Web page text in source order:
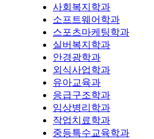
사회복지학과
소프트웨어학과
스포츠마케팅학과
실버복지학과
안경광학과
외식사업학과
유아교육과
응급구조학과
임상병리학과
작업치료학과
중등특수교육학과